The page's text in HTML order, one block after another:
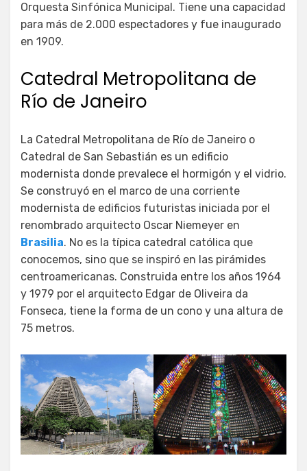
Orquesta Sinfónica Municipal. Tiene una capacidad
para más de 2.000 espectadores y fue inaugurado
en 1909.
Catedral Metropolitana de
Río de Janeiro
La Catedral Metropolitana de Río de Janeiro o
Catedral de San Sebastián es un edificio
modernista donde prevalece el hormigón y el vidrio.
Se construyó en el marco de una corriente
modernista de edificios futuristas iniciada por el
renombrado arquitecto Oscar Niemeyer en
Brasilia. No es la típica catedral católica que
conocemos, sino que se inspiró en las pirámides
centroamericanas. Construida entre los años 1964
y 1979 por el arquitecto Edgar de Oliveira da
Fonseca, tiene la forma de un cono y una altura de
75 metros.